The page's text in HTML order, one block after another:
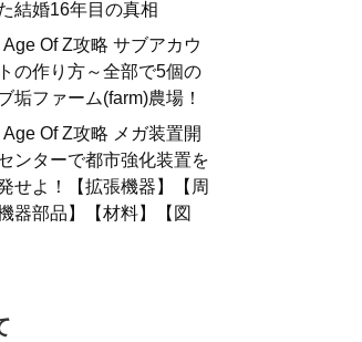
結婚16年目の真相
Age Of Z攻略 サブアカウ
の作り方～全部で5個の
垢ファーム(farm)農場！
Age Of Z攻略 メガ装置開
ンターで都市強化装置を
せよ！【拡張機器】【周
器部品】【材料】【図